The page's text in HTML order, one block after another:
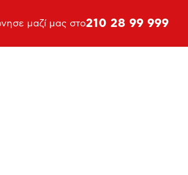
μαζί μας στο210 28 99 999